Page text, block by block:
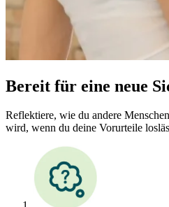
Bereit für eine neue
Reflektiere, wie du andere
wird, wenn du deine Vorurteile